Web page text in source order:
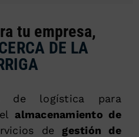
tu empresa,
DE LA
de logística para
elalmacenamiento de
de gestión de